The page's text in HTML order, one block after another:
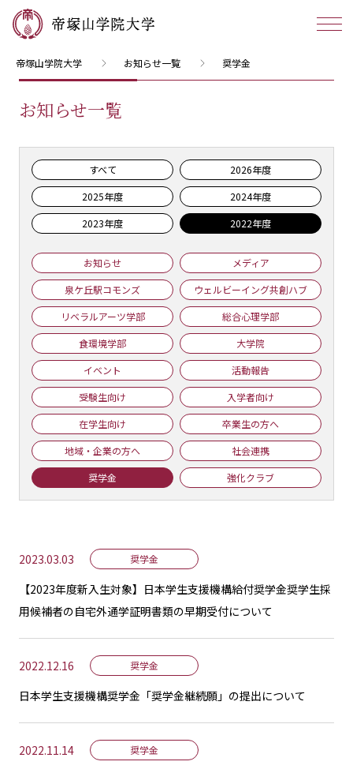
帝塚山学院大学 お知らせ一覧 奨学金
お知らせ一覧
すべて
2026年度
2025年度
2024年度
2023年度
2022年度
お知らせ
メディア
泉ケ丘駅コモンズ
ウェルビーイング共創ハブ
リベラルアーツ学部
総合心理学部
食環境学部
大学院
イベント
活動報告
受験生向け
入学者向け
在学生向け
卒業生の方へ
地域・企業の方へ
社会連携
奨学金
強化クラブ
2023.03.03 奨学金
【2023年度新入生対象】日本学生支援機構給付奨学金奨学生採
用候補者の自宅外通学証明書類の早期受付について
2022.12.16 奨学金
日本学生支援機構奨学金「奨学金継続願」の提出について
2022.11.14 奨学金